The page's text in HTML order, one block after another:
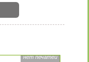
нет печатей